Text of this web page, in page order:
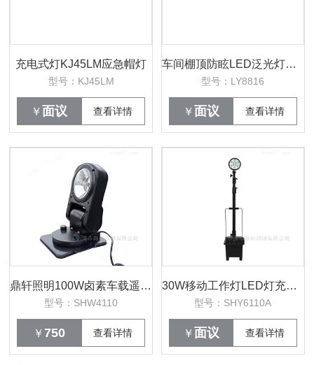
充电式灯KJ45LM应急帽灯
型号：KJ45LM
￥ 面议 查看详情
车间棚顶防眩LED泛光灯三防灯150W/150W防腐
型号：LY8816
￥ 面议 查看详情
鼎轩照明100W卤素车载遥控探照灯黄光24V
型号：SHW4110
￥750 查看详情
30W移动工作灯LED灯充电式防汛灯具24V
型号：SHY6110A
￥ 面议 查看详情